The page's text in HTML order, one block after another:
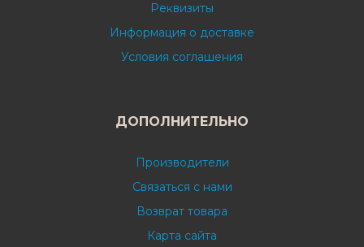
Реквизиты
Информация о доставке
Условия соглашения
ДОПОЛНИТЕЛЬНО
Производители
Связаться с нами
Возврат товара
Карта сайта